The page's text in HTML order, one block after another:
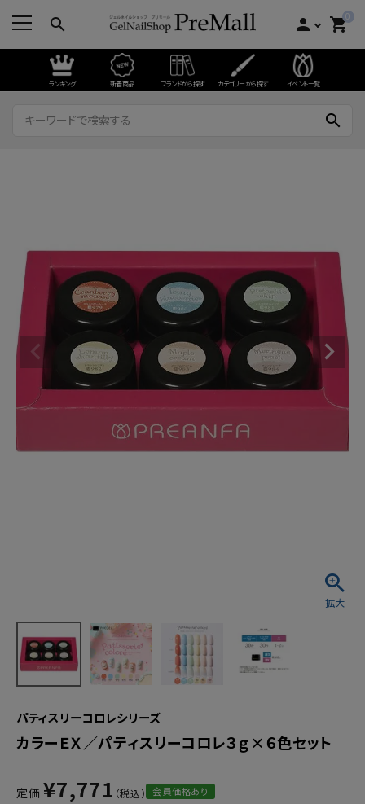
search person 0
shopping_cart
ランキング 新着商品 ブランドから探す カテゴリーから探す イベント一覧
search
パティスリーコロレシリーズ
カラーＥＸ／パティスリーコロレ３ｇ×６色セット
定価 ¥7,771 会員価格あり